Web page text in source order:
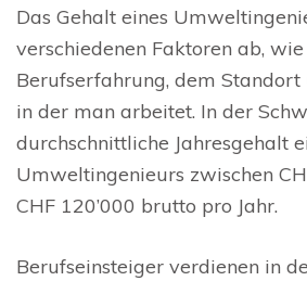
Das Gehalt eines
verschiedenen Faktoren ab,
Berufserfahrung, dem Standort
in der man arbeitet. In der
durchschnittliche Jahresgehalt
Umweltingenieurs zwischen
CHF 120’000 brutto pro Jahr.
Berufseinsteiger verdienen in